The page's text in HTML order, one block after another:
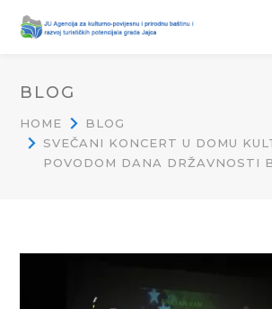
BLOG
HOME
BLOG
SVEČANI KONCERT U DOMU
POVODOM DANA DRŽAVNOSTI